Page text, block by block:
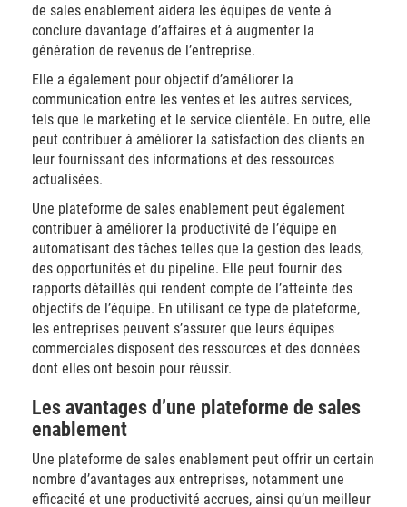
de sales enablement aidera les équipes de vente à
conclure davantage d’affaires et à augmenter la
génération de revenus de l’entreprise.
Elle a également pour objectif d’améliorer la
communication entre les ventes et les autres services,
tels que le marketing et le service clientèle. En outre, elle
peut contribuer à améliorer la satisfaction des clients en
leur fournissant des informations et des ressources
actualisées.
Une plateforme de sales enablement peut également
contribuer à améliorer la productivité de l’équipe en
automatisant des tâches telles que la gestion des leads,
des opportunités et du pipeline. Elle peut fournir des
rapports détaillés qui rendent compte de l’atteinte des
objectifs de l’équipe. En utilisant ce type de plateforme,
les entreprises peuvent s’assurer que leurs équipes
commerciales disposent des ressources et des données
dont elles ont besoin pour réussir.
Les avantages d’une plateforme de sales
enablement
Une plateforme de sales enablement peut offrir un certain
nombre d’avantages aux entreprises, notamment une
efficacité et une productivité accrues, ainsi qu’un meilleur